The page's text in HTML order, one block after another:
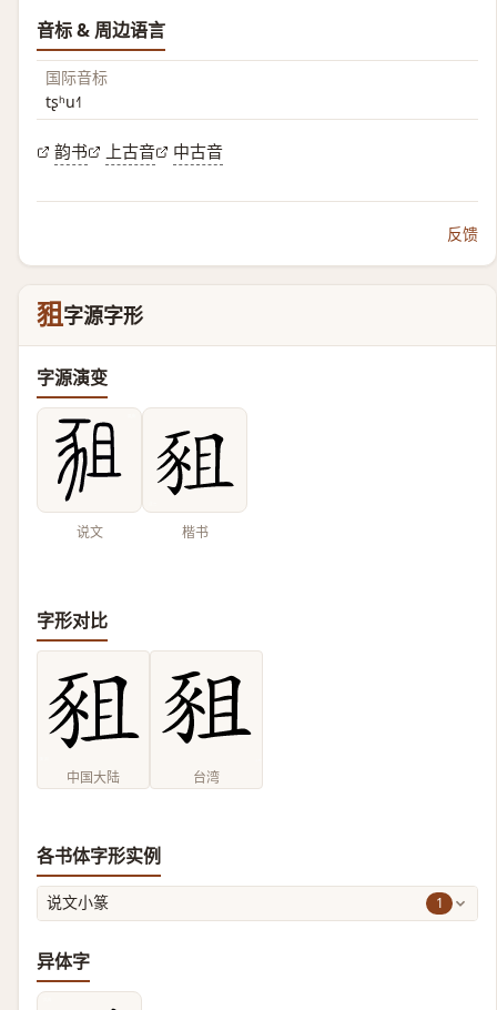
音标 & 周边语言
国际音标
tʂʰu˧˥
韵书 上古音 中古音
反馈
豠 字源字形
字源演变
说文 楷书
字形对比
中国大陆 台湾
各书体字形实例
说文小篆 1
异体字